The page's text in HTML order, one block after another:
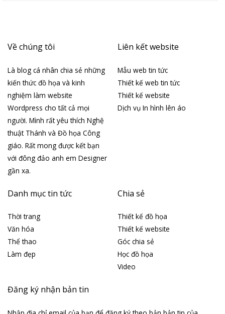
Về chúng tôi
Là blog cá nhân chia sẻ những
kiến thức đồ họa và kinh
nghiệm làm website
Wordpress cho tất cả mọi
người. Mình rất yêu thích Nghệ
thuật Thánh và Đồ họa Công
giáo. Rất mong được kết bạn
với đông đảo anh em Designer
gần xa.
Liên kết website
Mẫu web tin tức
Thiết kế web tin tức
Thiết kế website
Dịch vụ In hình lên áo
Danh mục tin tức
Thời trang
Văn hóa
Thể thao
Làm đẹp
Chia sẻ
Thiết kế đồ họa
Thiết kế website
Góc chia sẻ
Học đồ họa
Video
Đăng ký nhận bản tin